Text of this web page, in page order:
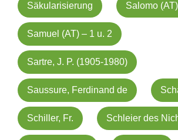
Säkularisierung Salomo
Samuel (AT) – 1 u. 2
Sartre, J. P. (1905-1980)
Saussure, Ferdinand de
Schiller, Fr. Schleier des